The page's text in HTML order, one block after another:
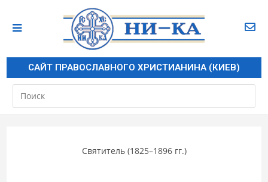
САЙТ ПРАВОСЛАВНОГО ХРИСТИАНИНА (КИЕВ)
Святитель (1825–1896 гг.)